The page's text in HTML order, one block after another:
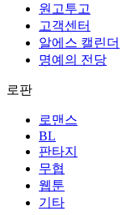
원고투고
고객센터
알에스 캘린더
명예의 전당
로판
로맨스
BL
판타지
무협
웹툰
기타